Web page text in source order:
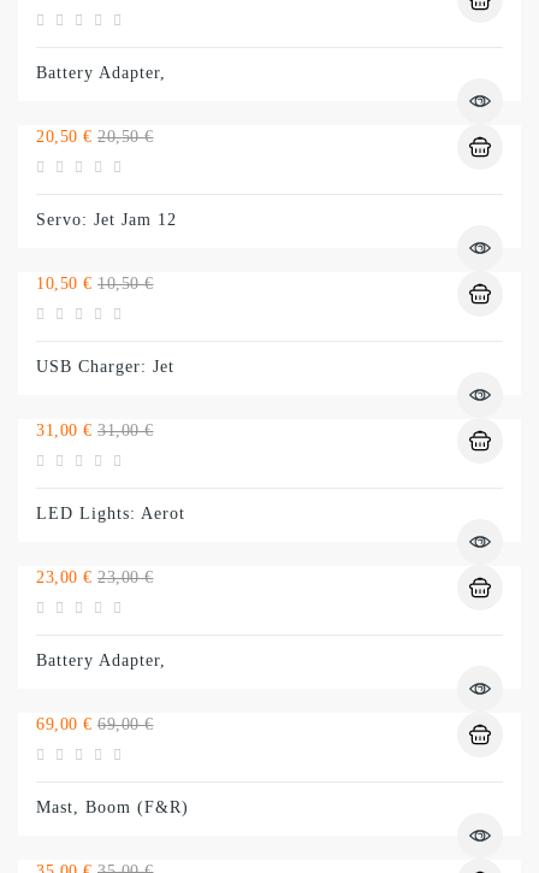
normal
Battery Adapter,
Preço
20,50 € Preço
normal
20,50 €
Servo: Jet Jam 12
Preço
10,50 € Preço
normal
10,50 €
USB Charger: Jet
Preço
31,00 € Preço
normal
31,00 €
LED Lights: Aerot
Preço
23,00 € Preço
normal
23,00 €
Battery Adapter,
Preço
69,00 € Preço
normal
69,00 €
Mast, Boom (F&R)